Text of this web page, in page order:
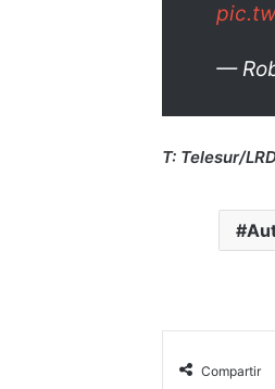
—
T: Telesur/
Compartir